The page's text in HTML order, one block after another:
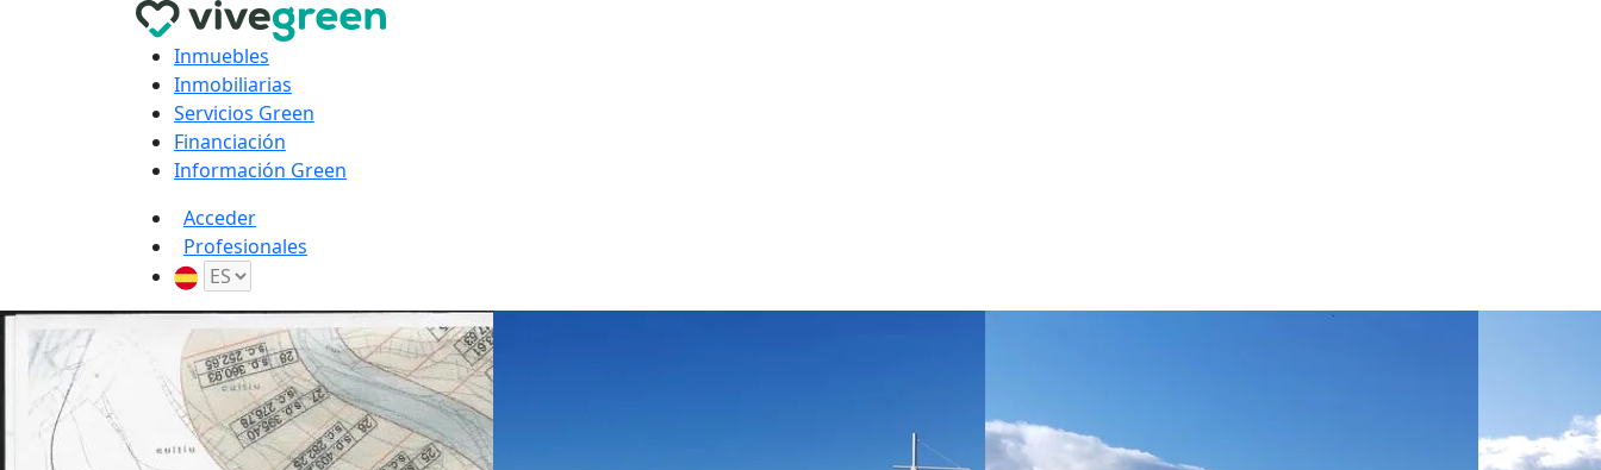
Inmuebles
Inmobiliarias
Servicios Green
Financiación
Información Green
Acceder
Profesionales